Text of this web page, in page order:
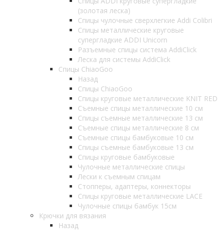
(золотая леска)
Спицы чулочные сверхлегкие Addi Colibri
Спицы металлические круговые
супергладкие ADDI Unicorn
Разъемные спицы система AddiClick
Леска для системы AddiClick
Спицы ChiaoGoo
Назад
Спицы ChiaoGoo
Спицы круговые металлические KNIT RED
Съемные спицы металлические 10 см
Спицы съемные металлические 13 см
Съемные спицы металлические 8 см
Съемные спицы бамбуковые 10 см
Спицы съемные бамбуковые 13 см
Спицы круговые бамбуковые
Чулочные металлические спицы
Лески к съемным спицам
Стопперы, адаптеры, коннекторы
Спицы круговые металлические LACE
Чулочные спицы бамбук 15см
Крючки для вязания
Назад